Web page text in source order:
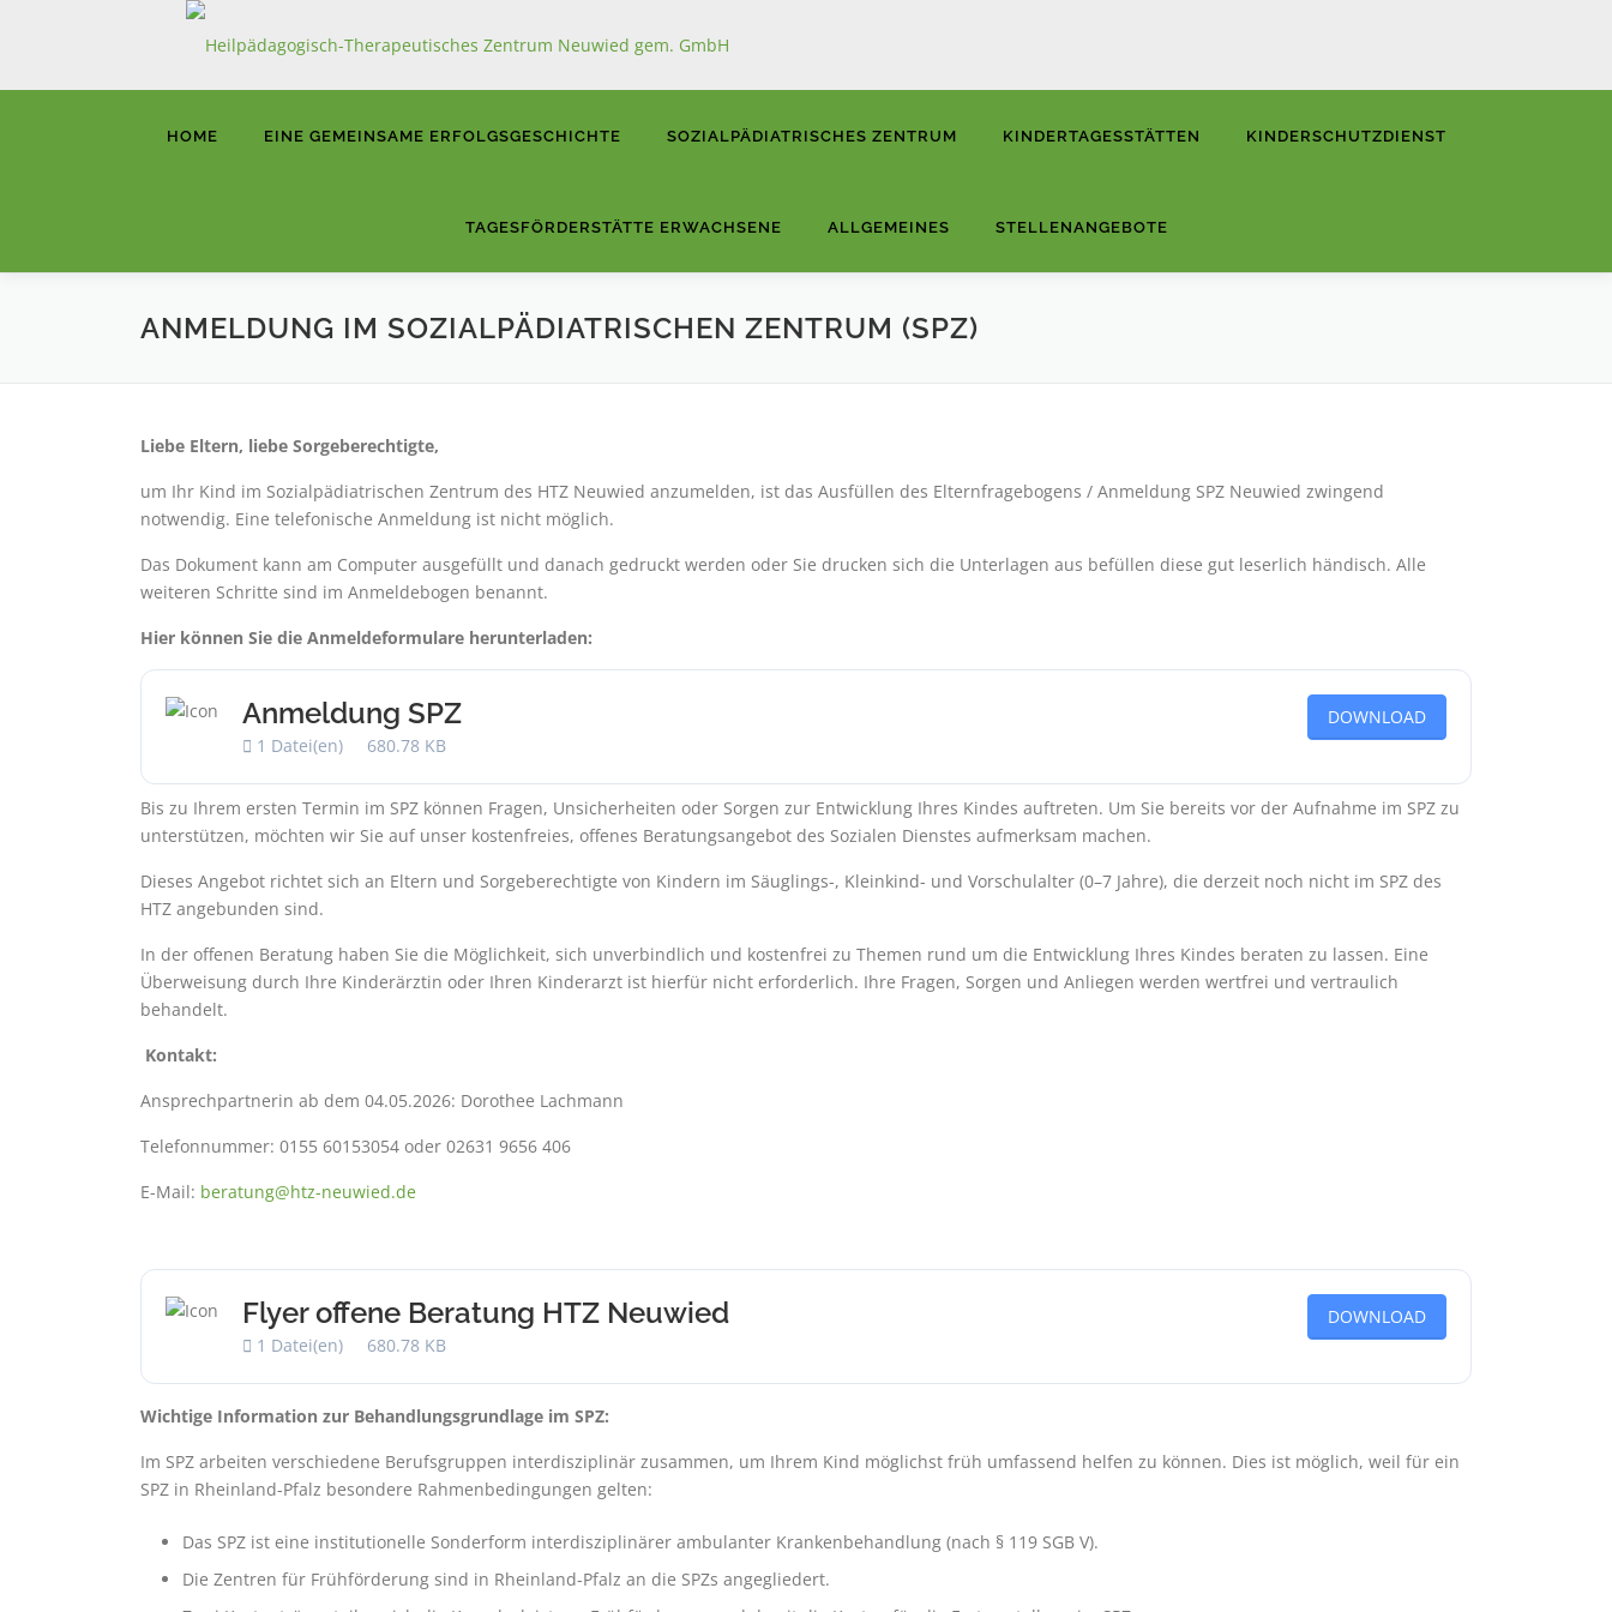
HOME EINE GEMEINSAME ERFOLGSGESCHICHTE SOZIALPÄDIATRISCHES ZENTRUM KINDERTAGESSTÄTTEN KINDERSCHUTZDIENST
TAGESFÖRDERSTÄTTE ERWACHSENE ALLGEMEINES STELLENANGEBOTE
ANMELDUNG IM SOZIALPÄDIATRISCHEN ZENTRUM (SPZ)
Liebe Eltern, liebe Sorgeberechtigte,
um Ihr Kind im Sozialpädiatrischen Zentrum des HTZ Neuwied anzumelden, ist das Ausfüllen des Elternfragebogens / Anmeldung SPZ Neuwied zwingend
notwendig. Eine telefonische Anmeldung ist nicht möglich.
Das Dokument kann am Computer ausgefüllt und danach gedruckt werden oder Sie drucken sich die Unterlagen aus befüllen diese gut leserlich händisch. Alle
weiteren Schritte sind im Anmeldebogen benannt.
Hier können Sie die Anmeldeformulare herunterladen:
Anmeldung SPZ
1 Datei(en) 680.78 KB
DOWNLOAD
Bis zu Ihrem ersten Termin im SPZ können Fragen, Unsicherheiten oder Sorgen zur Entwicklung Ihres Kindes auftreten. Um Sie bereits vor der Aufnahme im SPZ zu
unterstützen, möchten wir Sie auf unser kostenfreies, offenes Beratungsangebot des Sozialen Dienstes aufmerksam machen.
Dieses Angebot richtet sich an Eltern und Sorgeberechtigte von Kindern im Säuglings-, Kleinkind- und Vorschulalter (0–7 Jahre), die derzeit noch nicht im SPZ des
HTZ angebunden sind.
In der offenen Beratung haben Sie die Möglichkeit, sich unverbindlich und kostenfrei zu Themen rund um die Entwicklung Ihres Kindes beraten zu lassen. Eine
Überweisung durch Ihre Kinderärztin oder Ihren Kinderarzt ist hierfür nicht erforderlich. Ihre Fragen, Sorgen und Anliegen werden wertfrei und vertraulich
behandelt.
Kontakt:
Ansprechpartnerin ab dem 04.05.2026: Dorothee Lachmann
Telefonnummer: 0155 60153054 oder 02631 9656 406
E-Mail: beratung@htz-neuwied.de
Flyer offene Beratung HTZ Neuwied
1 Datei(en) 680.78 KB
DOWNLOAD
Wichtige Information zur Behandlungsgrundlage im SPZ:
Im SPZ arbeiten verschiedene Berufsgruppen interdisziplinär zusammen, um Ihrem Kind möglichst früh umfassend helfen zu können. Dies ist möglich, weil für ein
SPZ in Rheinland-Pfalz besondere Rahmenbedingungen gelten:
Das SPZ ist eine institutionelle Sonderform interdisziplinärer ambulanter Krankenbehandlung (nach § 119 SGB V).
Die Zentren für Frühförderung sind in Rheinland-Pfalz an die SPZs angegliedert.